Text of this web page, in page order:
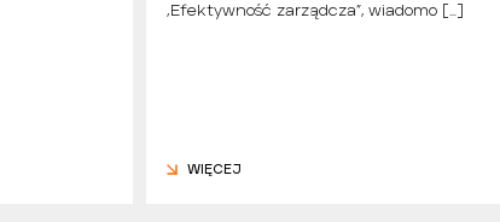
„Efektywność zarządcza”, wiadomo […]
WIĘCEJ